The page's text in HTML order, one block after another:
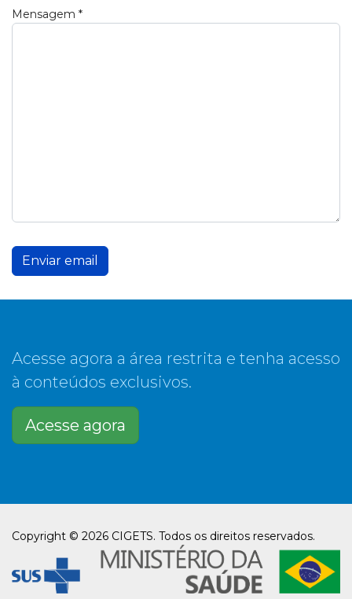
Mensagem *
Enviar email
Acesse agora a área restrita e tenha acesso
à conteúdos exclusivos.
Acesse agora
Copyright © 2026 CIGETS. Todos os direitos reservados.